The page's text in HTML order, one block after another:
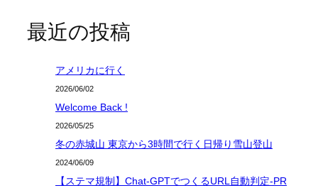
最近の投稿
アメリカに行く
2026/06/02
Welcome Back !
2026/05/25
冬の赤城山 東京から3時間で行く日帰り雪山登山
2024/06/09
【ステマ規制】Chat-GPTでつくるURL自動判定-PR